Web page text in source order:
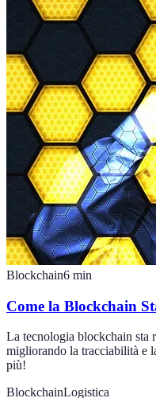
Blockchain6 min
Come la Blockchain
La tecnologia blockchain sta
migliorando la tracciabilità e
più!
BlockchainLogistica